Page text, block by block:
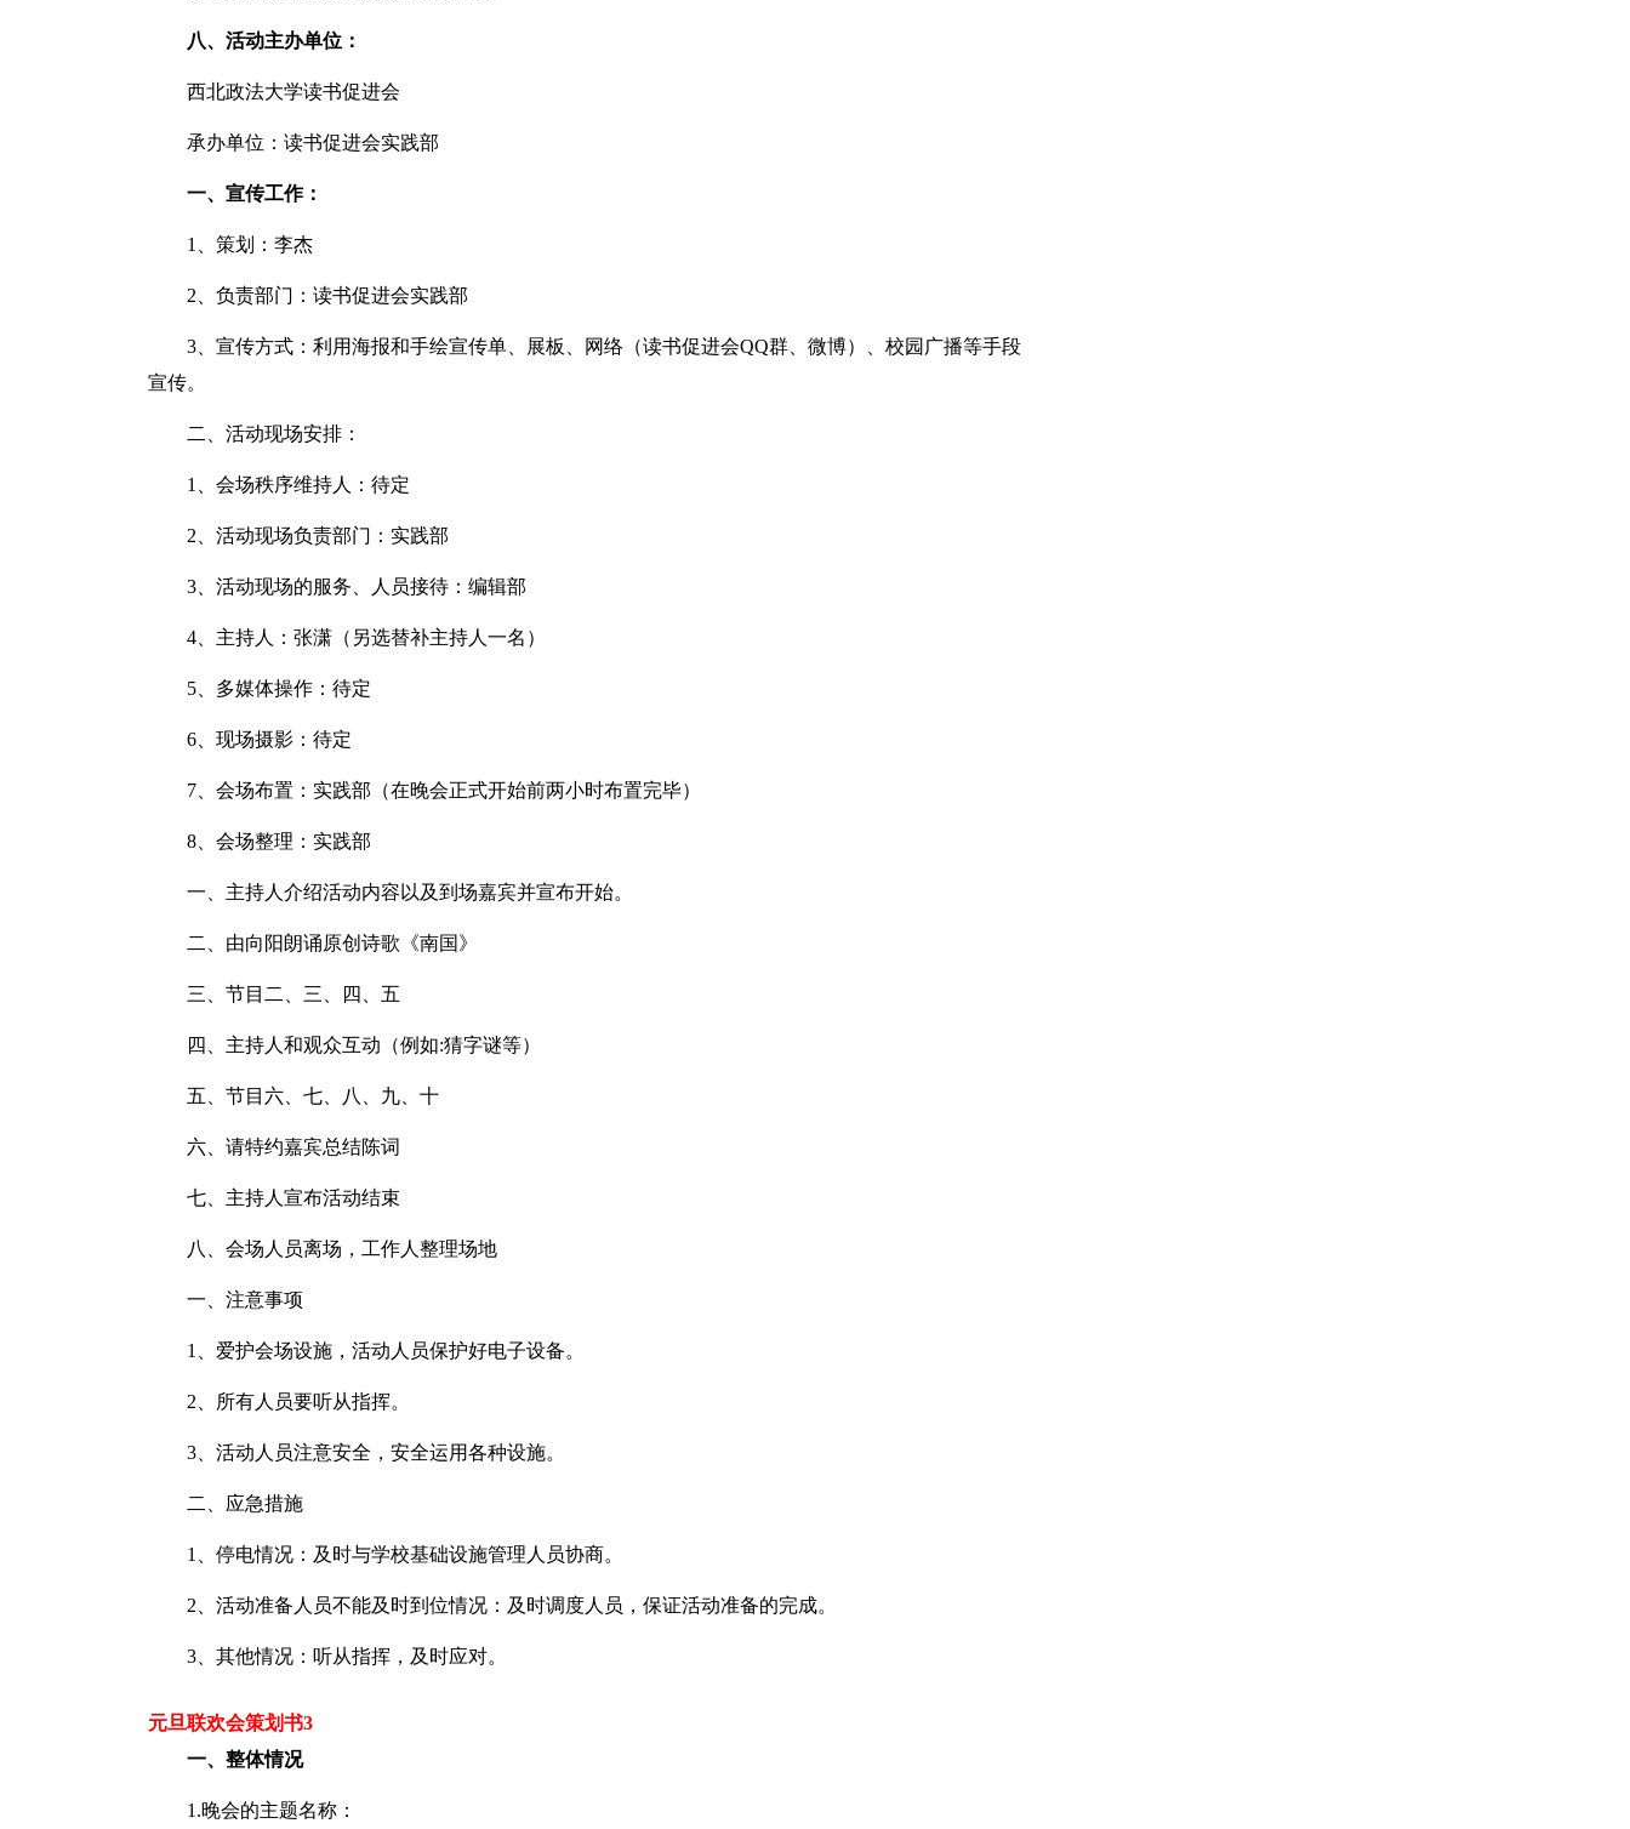
八、活动主办单位：
西北政法大学读书促进会
承办单位：读书促进会实践部
一、宣传工作：
1、策划：李杰
2、负责部门：读书促进会实践部
3、宣传方式：利用海报和手绘宣传单、展板、网络（读书促进会QQ群、微博）、校园广播等手段
宣传。
二、活动现场安排：
1、会场秩序维持人：待定
2、活动现场负责部门：实践部
3、活动现场的服务、人员接待：编辑部
4、主持人：张潇（另选替补主持人一名）
5、多媒体操作：待定
6、现场摄影：待定
7、会场布置：实践部（在晚会正式开始前两小时布置完毕）
8、会场整理：实践部
一、主持人介绍活动内容以及到场嘉宾并宣布开始。
二、由向阳朗诵原创诗歌《南国》
三、节目二、三、四、五
四、主持人和观众互动（例如:猜字谜等）
五、节目六、七、八、九、十
六、请特约嘉宾总结陈词
七、主持人宣布活动结束
八、会场人员离场，工作人整理场地
一、注意事项
1、爱护会场设施，活动人员保护好电子设备。
2、所有人员要听从指挥。
3、活动人员注意安全，安全运用各种设施。
二、应急措施
1、停电情况：及时与学校基础设施管理人员协商。
2、活动准备人员不能及时到位情况：及时调度人员，保证活动准备的完成。
3、其他情况：听从指挥，及时应对。
元旦联欢会策划书3
一、整体情况
1.晚会的主题名称：